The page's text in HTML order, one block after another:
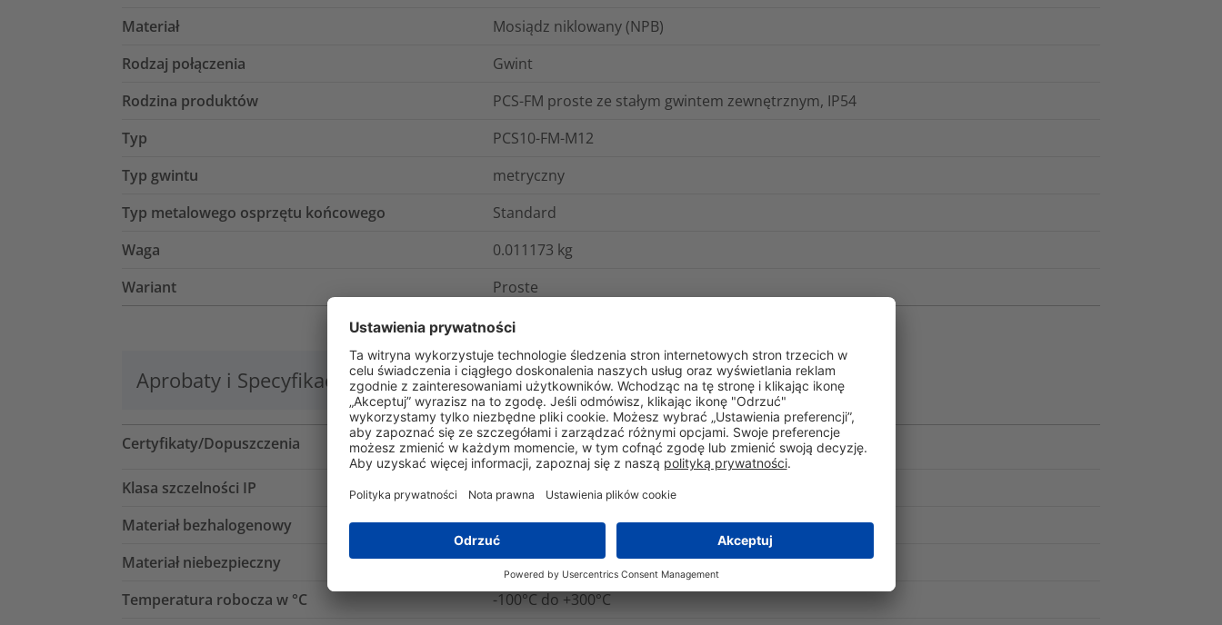
Materiał
Mosiądz niklowany (NPB)
Rodzaj połączenia
Gwint
Rodzina produktów
PCS-FM proste ze stałym gwintem zewnętrznym, IP54
Typ
PCS10-FM-M12
Typ gwintu
metryczny
Typ metalowego osprzętu końcowego
Standard
Waga
0.011173 kg
Wariant
Proste
Aprobaty i Specyfikacje Logistyka i opakowania Więcej informacji
Certyfikaty/Dopuszczenia
Klasa szczelności IP
IP54
Materiał bezhalogenowy
Tak
Materiał niebezpieczny
Nie
Temperatura robocza w °C
-100°C do +300°C